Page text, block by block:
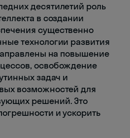
десятилетий роль
в создании
существенно
технологии развития
на повышение
освобождение
задач и
возможностей для
решений. Это
и ускорить